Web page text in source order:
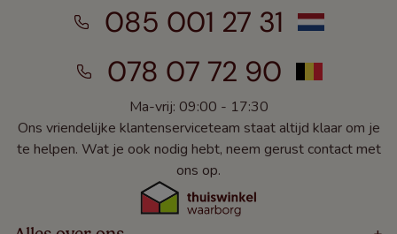
085 001 27 31
078 07 72 90
Ma-vrij: 09:00 - 17:30
Ons vriendelijke klantenserviceteam staat altijd klaar om je
te helpen. Wat je ook nodig hebt, neem gerust contact met
ons op.